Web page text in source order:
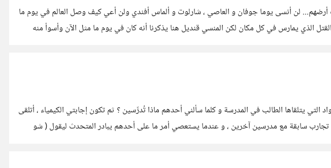
لن أنسى يوما جوفان و العاصي ، شارلوت و ألماس أفندي ولن أعي كيف وصل العالم في يوم ما
الذي يمارس في كل مكان لكن المنسي قنديل هنا يذكرنا أنه كان في يوم ما مثل الآن وأسوأ منه
يتلقاها الطالب في المدرسة و كلما سألني أحدهم ماذا تُدرِّسين ؟ ثم تكون إجابتي الكيمياء ، أتلقى
تجارب سابقة مع مدرسين آخرين ، و عندما يستعصي أمر ما على أحدهم يبادر المتحدث ليقول ( شو